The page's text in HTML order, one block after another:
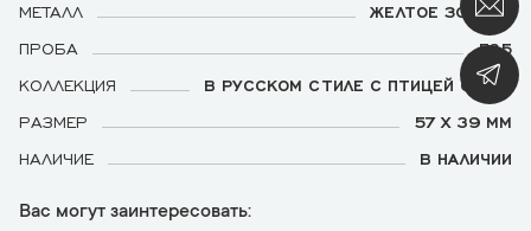
МЕТАЛЛ
ЖЕЛТОЕ ЗОЛОТО
ПРОБА
585
КОЛЛЕКЦИЯ
В РУССКОМ СТИЛЕ С ПТИЦЕЙ СИРИН
РАЗМЕР
57 Х 39 ММ
НАЛИЧИЕ
В НАЛИЧИИ
Вас могут заинтересовать